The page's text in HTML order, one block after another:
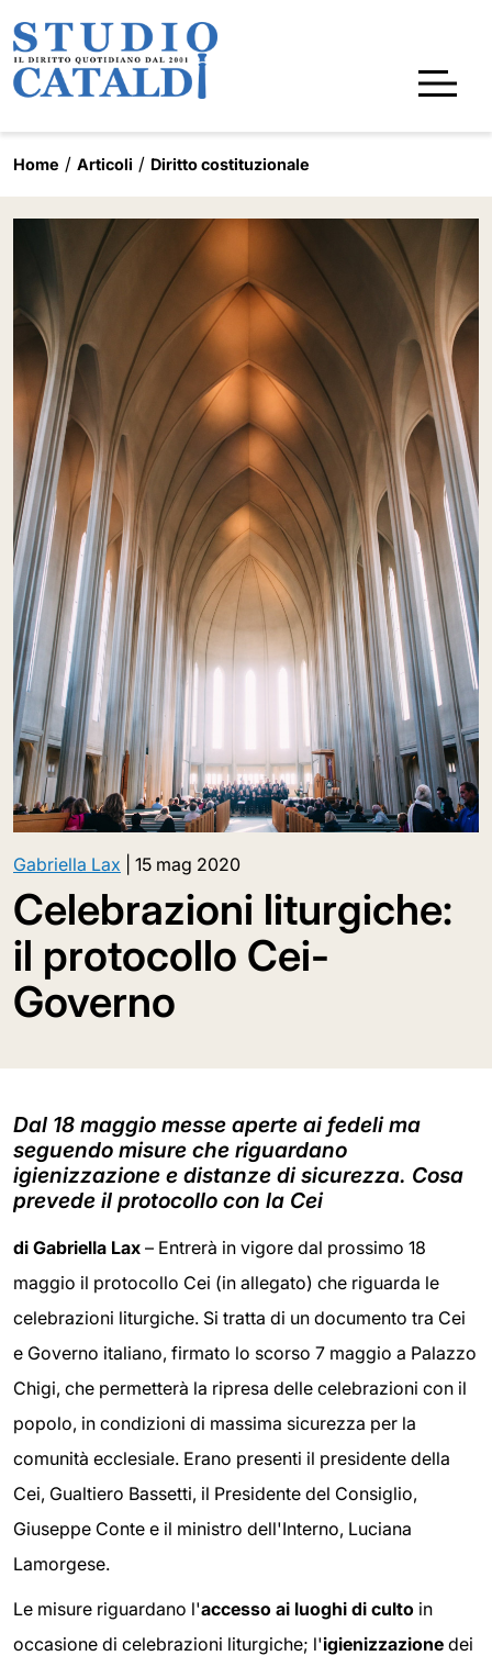
Home Articoli Diritto costituzionale
Gabriella Lax 15 mag 2020
Celebrazioni liturgiche:
il protocollo Cei-
Governo
Dal 18 maggio messe aperte ai fedeli ma
seguendo misure che riguardano
igienizzazione e distanze di sicurezza. Cosa
prevede il protocollo con la Cei
di Gabriella Lax – Entrerà in vigore dal prossimo 18
maggio il protocollo Cei (in allegato) che riguarda le
celebrazioni liturgiche. Si tratta di un documento tra Cei
e Governo italiano, firmato lo scorso 7 maggio a Palazzo
Chigi, che permetterà la ripresa delle celebrazioni con il
popolo, in condizioni di massima sicurezza per la
comunità ecclesiale. Erano presenti il presidente della
Cei, Gualtiero Bassetti, il Presidente del Consiglio,
Giuseppe Conte e il ministro dell'Interno, Luciana
Lamorgese.
Le misure riguardano l'accesso ai luoghi di culto in
occasione di celebrazioni liturgiche; l'igienizzazione dei